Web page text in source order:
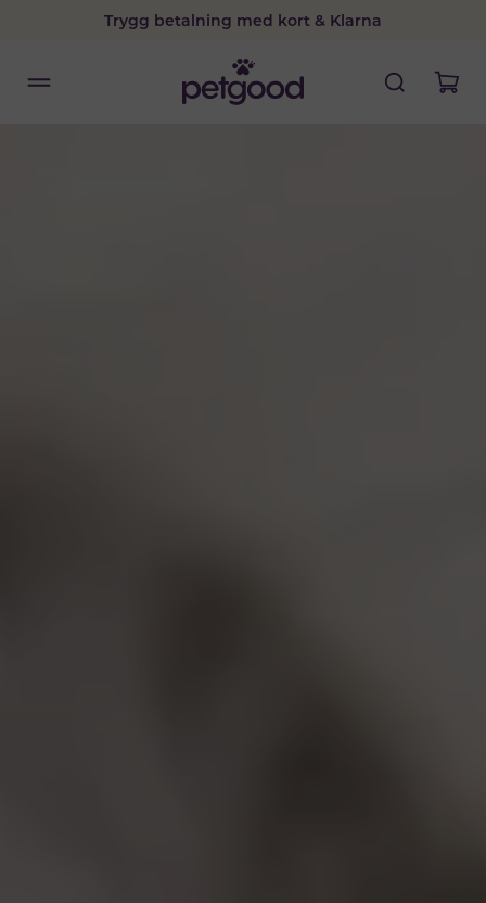
Trygg betalning med kort & Klarna